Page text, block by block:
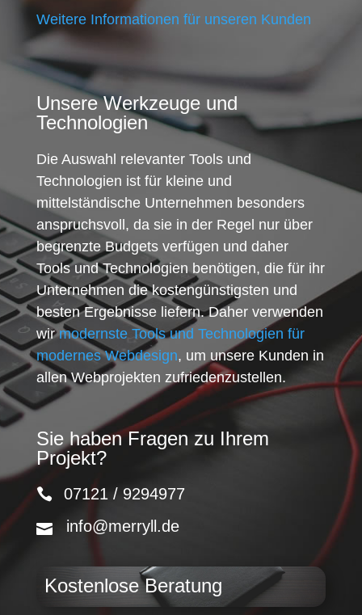
Weitere Informationen für unseren Kunden
Unsere Werkzeuge und
Technologien
Die Auswahl relevanter Tools und
Technologien ist für kleine und
mittelständische Unternehmen besonders
anspruchsvoll, da sie in der Regel nur über
begrenzte Budgets verfügen und daher
Tools und Technologien benötigen, die für ihr
Unternehmen die kostengünstigsten und
besten Ergebnisse liefern. Daher verwenden
wirmodernste Tools und Technologien für
modernes Webdesign, um unsere Kunden in
allen Webprojekten zufriedenzustellen.
Sie haben Fragen zu Ihrem
Projekt?
07121 / 9294977
info@merryll.de
Kostenlose Beratung